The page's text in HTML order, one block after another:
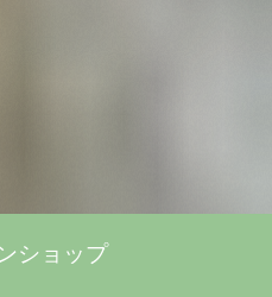
ショップ